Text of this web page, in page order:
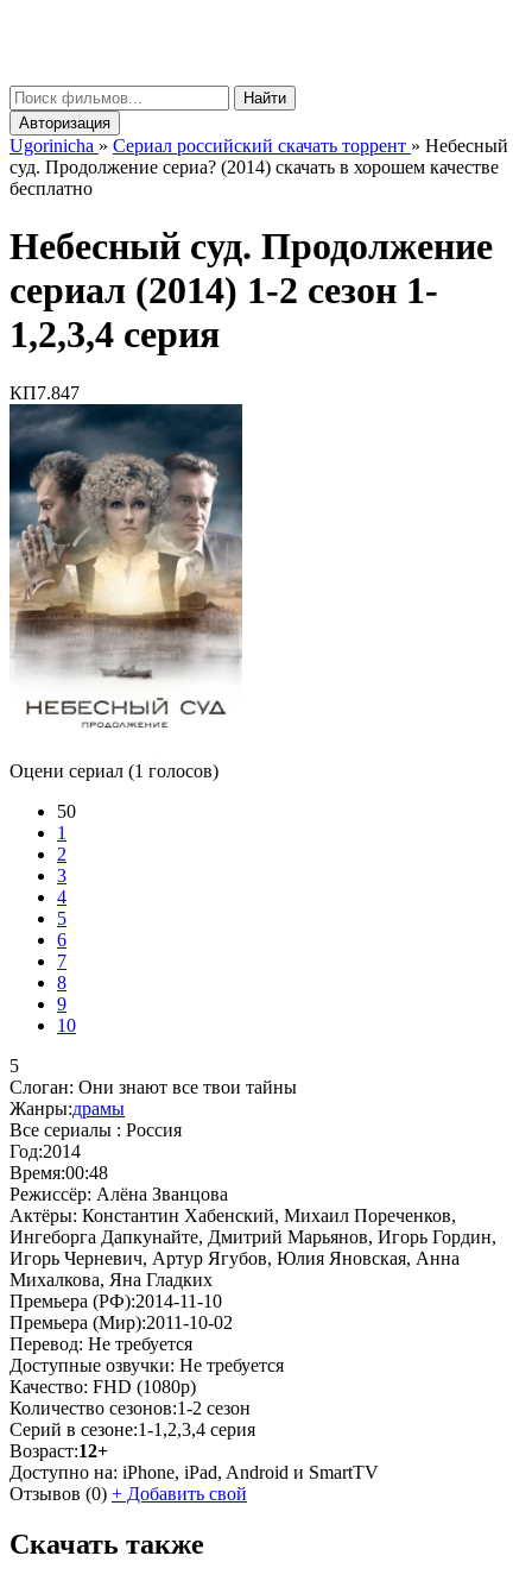
Найти
Авторизация
Ugorinicha » Сериал российский скачать торрент » Небесный
суд. Продолжение сериа? (2014) скачать в хорошем качестве
бесплатно
Небесный суд. Продолжение
сериал (2014) 1-2 сезон 1-
1,2,3,4 серия
КП7.847
Оцени сериал (1 голосов)
50
1
2
3
4
5
6
7
8
9
10
5
Слоган: Они знают все твои тайны
Жанры:драмы
Все сериалы : Россия
Год:2014
Время:00:48
Режиссёр: Алёна Званцова
Актёры: Константин Хабенский, Михаил Пореченков,
Ингеборга Дапкунайте, Дмитрий Марьянов, Игорь Гордин,
Игорь Черневич, Артур Ягубов, Юлия Яновская, Анна
Михалкова, Яна Гладких
Премьера (РФ):2014-11-10
Премьера (Мир):2011-10-02
Перевод: Не требуется
Доступные озвучки: Не требуется
Качество: FHD (1080p)
Количество сезонов:1-2 сезон
Серий в сезоне:1-1,2,3,4 серия
Возраст:12+
Доступно на: iPhone, iPad, Android и SmartTV
Отзывов (0) + Добавить свой
Скачать также